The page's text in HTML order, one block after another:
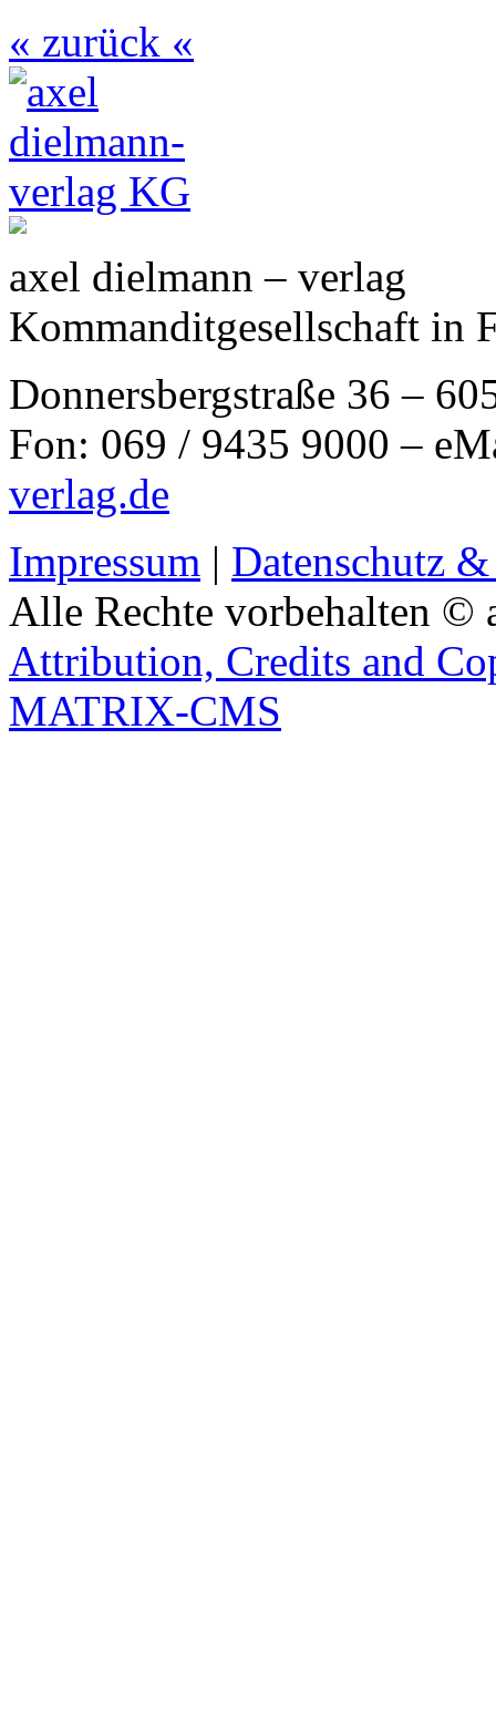
« zurück «
axel dielmann – verlag
Kommanditgesellschaft in
Donnersbergstraße 36 –
Fon: 069 / 9435 9000 –
verlag.de
Impressum | Datenschutz
Alle Rechte vorbehalten ©
Attribution, Credits and
MATRIX-CMS